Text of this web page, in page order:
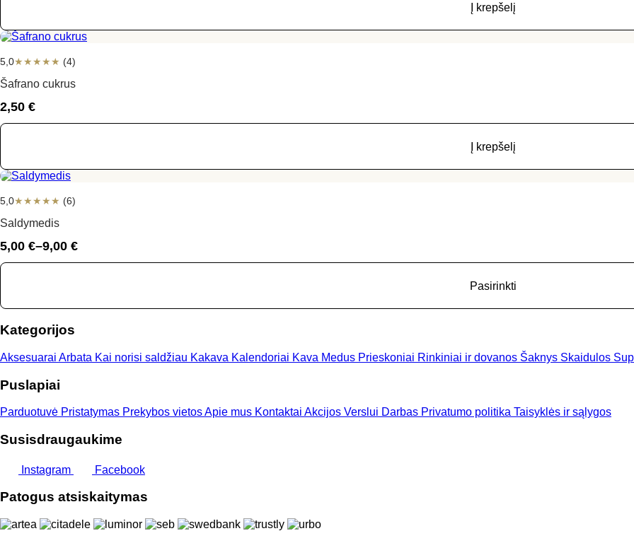
Į krepšelį
5,0★★★★★ (4)
Šafrano cukrus
2,50 €
Į krepšelį
5,0★★★★★ (6)
Saldymedis
5,00 €–9,00 €
Price
range:
Pasirinkti
Kategorijos
Aksesuarai Arbata Kai norisi saldžiau Kakava Kalendoriai Kava Medus Prieskoniai Rinkiniai ir dovanos Šaknys Skaidulos
Puslapiai
Parduotuvė Pristatymas Prekybos vietosApie mus Kontaktai Akcijos Verslui Darbas Privatumo politika Taisyklės ir sąlygos
Susisdraugaukime
Instagram Facebook
Patogus atsiskaitymas